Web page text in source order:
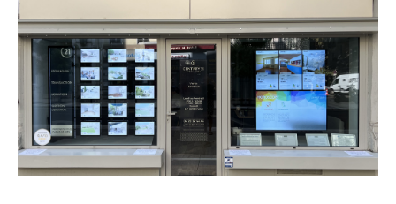
CENTURY 21 GNT Immobilier
4 avenue Aristide Briand
VICHY - 03200
Envoyer un message
Téléphoner à l'agence